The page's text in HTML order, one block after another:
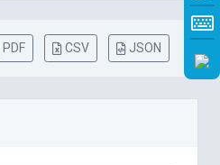
PDF CSV JSON